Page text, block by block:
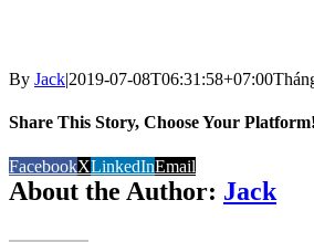
By Jack|2019-07-08T06:31:58+07:00
Share This Story, Choose Your Platform!
FacebookXLinkedInEmail
About the Author: Jack